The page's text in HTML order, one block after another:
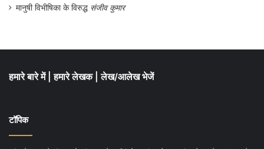
मानुषी विभीषिका के विरुद्ध संजीव कुमार
हमारे बारे में हमारे लेखक लेख/आलेख भेजें
टॉपिक